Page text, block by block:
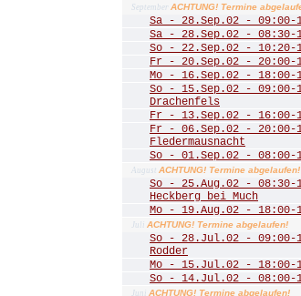
September ACHTUNG! Termine
Sa - 28.Sep.02 -
Sa - 28.Sep.02 -
So - 22.Sep.02 -
Fr - 20.Sep.02 -
Mo - 16.Sep.02 -
So - 15.Sep.02 -
Drachenfels
Fr - 13.Sep.02 -
Fr - 06.Sep.02 -
Fledermausnacht
So - 01.Sep.02 -
August ACHTUNG! Termine abgelaufen!
So - 25.Aug.02 -
Heckberg bei Much
Mo - 19.Aug.02 -
Juli ACHTUNG! Termine abgelaufen!
So - 28.Jul.02 -
Rodder
Mo - 15.Jul.02 -
So - 14.Jul.02 -
Juni ACHTUNG! Termine abgelaufen!